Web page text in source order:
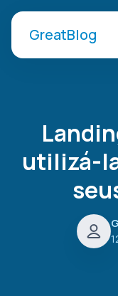
GreatBlog
utilizá-